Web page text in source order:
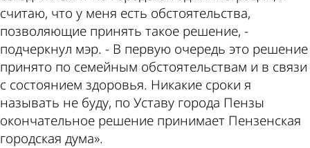
считаю, что у меня есть обстоятельства,
позволяющие принять такое решение, -
подчеркнул мэр. - В первую очередь это решение
принято по семейным обстоятельствам и в связи
с состоянием здоровья. Никакие сроки я
называть не буду, по Уставу города Пензы
окончательное решение принимает Пензенская
городская дума».